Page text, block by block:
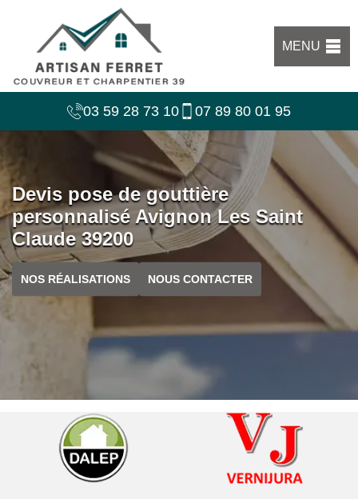
MENU
03 59 28 73 10 07 89 80 01 95
Devis pose de gouttière
personnalisé Avignon Les Saint
Claude 39200
NOS RÉALISATIONS NOUS CONTACTER